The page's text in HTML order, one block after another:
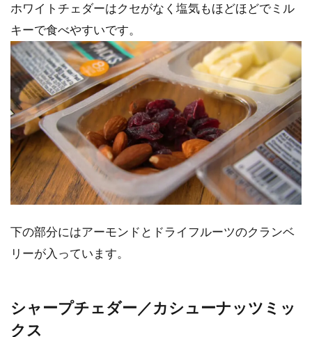
ホワイトチェダーはクセがなく塩気もほどほどでミル
キーで食べやすいです。
下の部分にはアーモンドとドライフルーツのクランベ
リーが入っています。
シャープチェダー／カシューナッツミッ
クス